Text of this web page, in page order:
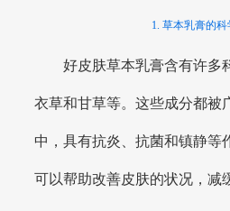
1. 草本乳膏的
好皮肤草本乳膏含有许多
衣草和甘草等。这些成分都被
中，具有抗炎、抗菌和镇静等
可以帮助改善皮肤的状况，减